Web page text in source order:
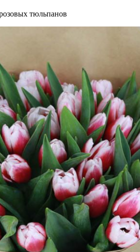
тюльпанов